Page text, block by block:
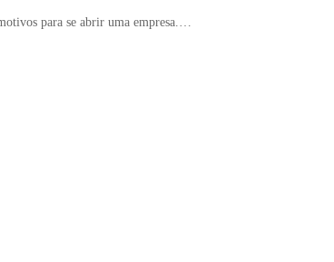
para se abrir uma empresa.…